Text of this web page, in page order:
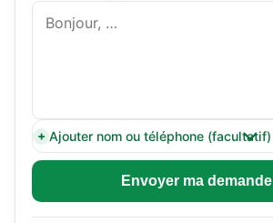
Ajouter nom ou téléphone (facultatif)
Envoyer ma demande